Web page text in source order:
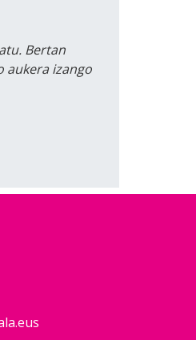
Bertan
aukera izango